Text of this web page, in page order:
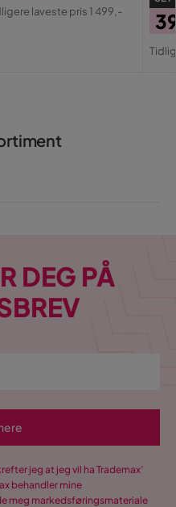
laveste pris 1 499,-
DEG PÅ
jeg at jeg vil ha Trademax’
behandler mine
meg markedsføringsmateriale